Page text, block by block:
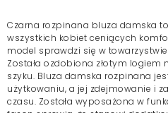
Czarna rozpinana bluza damska
wszystkich kobiet ceniących
model sprawdzi się w
Została ozdobiona złotym logiem
szyku. Bluza damska rozpinana
użytkowaniu, a jej zdejmowanie i
czasu. Została wyposażona w